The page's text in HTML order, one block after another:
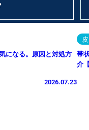
になる。原因と対処方
2026.07.23
帯
介